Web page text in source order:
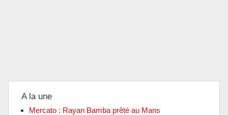
A la une
Mercato : Rayan Bamba prêté au Mans